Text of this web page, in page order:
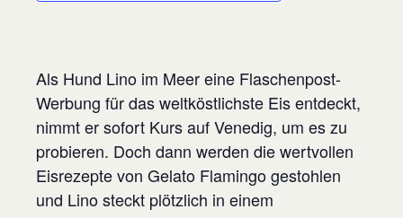
Als Hund Lino im Meer eine Flaschenpost-
Werbung für das weltköstlichste Eis entdeckt,
nimmt er sofort Kurs auf Venedig, um es zu
probieren. Doch dann werden die wertvollen
Eisrezepte von Gelato Flamingo gestohlen
und Lino steckt plötzlich in einem